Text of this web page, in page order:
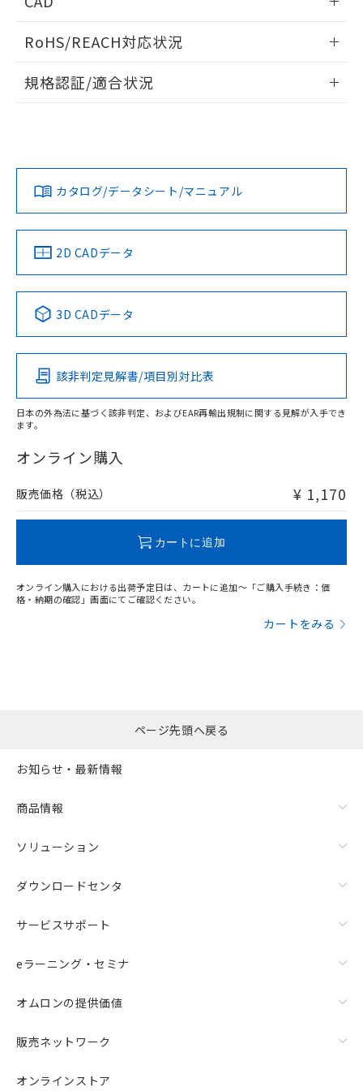
ドすることができます。
ログイン/会員登録
ダウンロードデータをご利用いただく前に、以下を必ずお読
みください。
ソフトウェアの使用条件
RoHS/REACH対応状況
EU RoHS 注意事項・凡例
対応済み
中国 RoHS 注意事項・凡例
Pb Hg Cd Cr(VI)
O
在庫等で未対応品が混在する可能性があります。
問い合わせください。
規格認証/適合状況
LR型式承認
（イギリス
船舶規格）
DNV型式承認
（ノルウェー
BV型式承認
（フランス
KR型式
（韓国
No No No No
この製品の規格認証/適合状況ページへ
その他の認証はこちらのページからご検索ください
カタログ/データシート/マニュアル
2D CADデータ
3D CADデータ
該非判定見解書/項目別対比表
日本の外為法に基づく該非判定、およびEAR再輸出規制に関する見解が入手でき
ます。
オンライン購入
販売価格（税込） ¥ 1,170
カートに追加
オンライン購入における出荷予定日は、カートに追加～「ご購入手続き：価
格・納期の確認」画面にてご確認ください。
カートをみる
お客様が当ウェブサイト上で当社にご
登録された部品リストについて、当社
および当社の共同利用者が、当社の製
引・商談に必要な範囲で利用すること
をご了承ください。
指します。
下記の非含有証明書をダウンロードするこ
とができます。
るもので、過去に遡って非含有を証明する
ものではありません。
また、RoHS指令のフタル酸エステル類４
物質の対応では、対応完了までの期間は出
荷製品に未対応品が混在することから備考
欄に対応日を記載しておりました。
す。
合意する
ページ先頭へ戻る
お知らせ・最新情報
商品情報
ソリューション
ダウンロードセンタ
サービスサポート
eラーニング・セミナ
オムロンの提供価値
販売ネットワーク
オンラインストア